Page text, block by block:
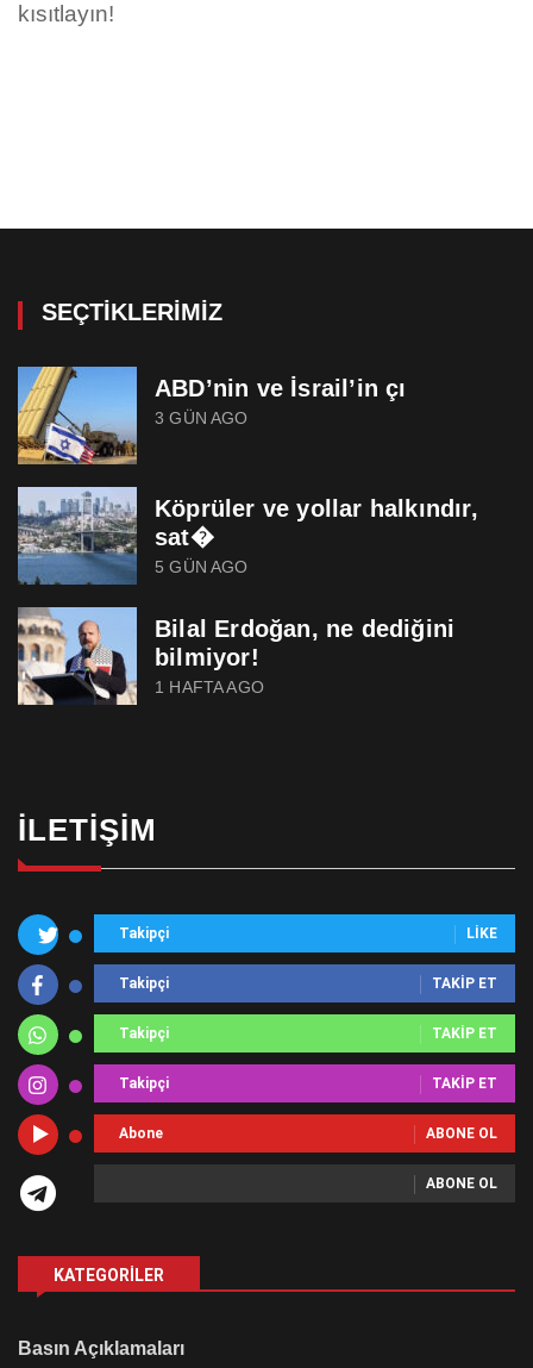
kısıtlayın!
SEÇTIKLERIMIZ
ABD’nin ve İsrail’in çı
3 GÜN AGO
Köprüler ve yollar halkındır,
sat�
5 GÜN AGO
Bilal Erdoğan, ne dediğini
bilmiyor!
1 HAFTA AGO
İLETIŞIM
Takipçi LIKE
Takipçi TAKIP ET
Takipçi TAKIP ET
Takipçi TAKIP ET
Abone ABONE OL
ABONE OL
KATEGORILER
Basın Açıklamaları